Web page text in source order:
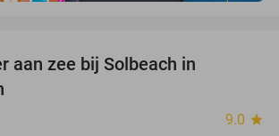
aan zee bij Solbeach in
9.0 star